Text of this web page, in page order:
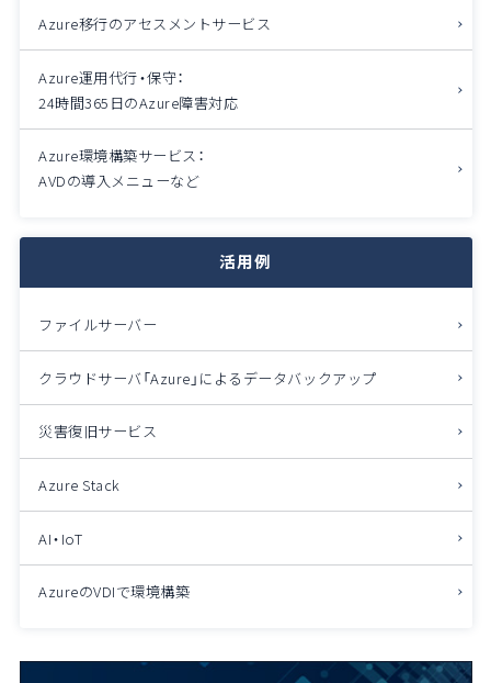
Azure移行のアセスメントサービス
Azure運用代行・保守：
24時間365日のAzure障害対応
Azure環境構築サービス：
AVDの導入メニューなど
活用例
ファイルサーバー
クラウドサーバ「Azure」によるデータバックアップ
災害復旧サービス
Azure Stack
AI・IoT
AzureのVDIで環境構築